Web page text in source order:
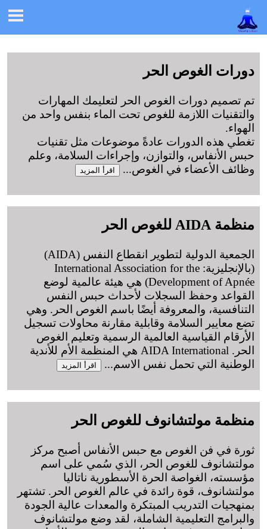

دورات الغوص الحر
تم تصميم دورات الغوص الحر لتعليمك المهارات
والتقنيات اللازمة للغوص تحت الماء بنفس واحد من
الهواء.
تغطي هذه الدورات عادةً موضوعات مثل تقنيات
حبس الأنفاس، والتوازن، وإجراءات السلامة، وعلم
وظائف الأعضاء في الغوص... اقرأ المزيد
منظمة AIDA للغوص الحر
الجمعية الدولية لتطوير انقطاع النفس (AIDA)
(بالإنجليزية: International Association for the
Development of Apnée) هي هيئة عالمية لوضع
القواعد وحفظ السجلات لأحداث حبس النفس
التنافسية، والمعروفة أيضًا باسم الغوص الحر. وهي
تضع معايير السلامة وقابلية مقارنة محاولات تسجيل
الأرقام القياسية العالمية الرسمية وتعليم الغوص
الحر. AIDA International هي المنظمة الأم للأندية
الوطنية التي تحمل نفس الاسم... اقرأ المزيد
منظمة مولتشانوف للغوص الحر
ثورة في فن الغوص مع حبس الأنفاس أصبح مركز
مولتشانوف للغوص الحر، الذي سُمي على اسم
مؤسسته، الغواصة الحرة الأسطورية ناتاليا
مولتشانوف، قوة رائدة في عالم الغوص الحر. تشتهر
بمنهجيات التدريب المبتكرة والمعدات عالية الجودة
والبرامج التعليمية الشاملة، لقد وضع مولتشانوف